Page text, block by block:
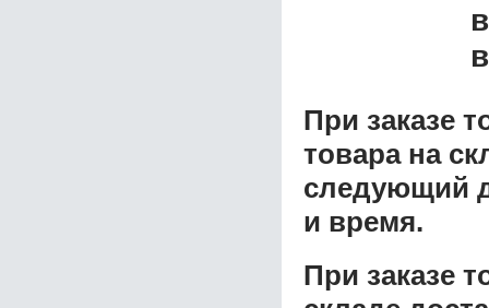
При заказе
товара на
следующий
и время.
При заказе